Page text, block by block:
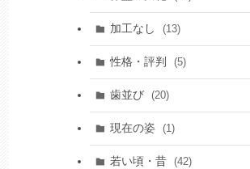
加工なし (13)
性格・評判 (5)
歯並び (20)
現在の姿 (1)
若い頃・昔 (42)